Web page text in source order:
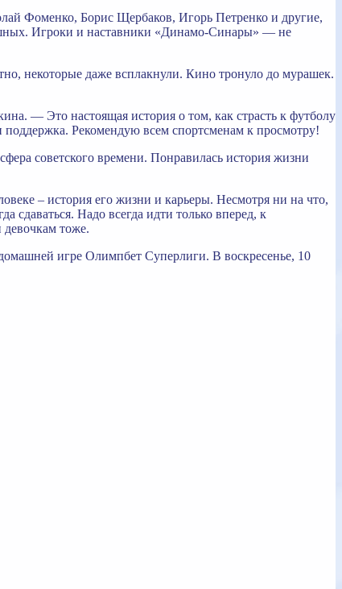
Фоменко, Борис Щербаков, Игорь Петренко и другие,
Игроки и наставники «Динамо-Синары» — не
некоторые даже всплакнули. Кино тронуло до мурашек.
— Это настоящая история о том, как страсть к футболу
Рекомендую всем спортсменам к просмотру!
советского времени. Понравилась история жизни
– история его жизни и карьеры. Несмотря ни на что,
сдаваться. Надо всегда идти только вперед, к
тоже.
игре Олимпбет Суперлиги. В воскресенье, 10